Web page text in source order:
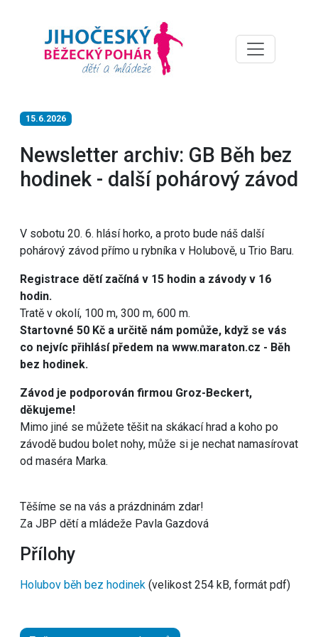
15.6.2026
Newsletter archiv: GB Běh bez
hodinek - další pohárový závod
V sobotu 20. 6. hlásí horko, a proto bude náš další
pohárový závod přímo u rybníka v Holubově, u Trio Baru.
Registrace dětí začíná v 15 hodin a závody v 16
hodin.
Tratě v okolí, 100 m, 300 m, 600 m.
Startovné 50 Kč a určitě nám pomůže, když se vás
co nejvíc přihlásí předem na www.maraton.cz - Běh
bez hodinek.
Závod je podporován firmou Groz-Beckert,
děkujeme!
Mimo jiné se můžete těšit na skákací hrad a koho po
závodě budou bolet nohy, může si je nechat namasírovat
od maséra Marka.
Těšíme se na vás a prázdninám zdar!
Za JBP dětí a mládeže Pavla Gazdová
Přílohy
Holubov běh bez hodinek (velikost 254 kB, formát pdf)